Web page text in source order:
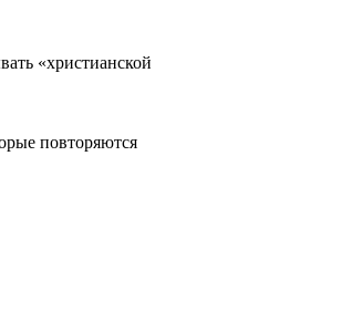
«христианской
повторяются